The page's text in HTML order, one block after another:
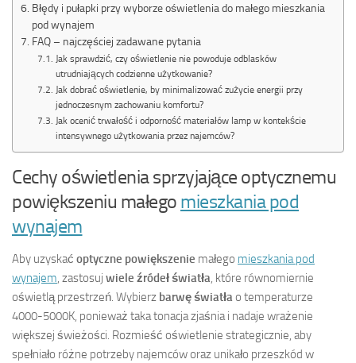
Błędy i pułapki przy wyborze oświetlenia do małego mieszkania
pod wynajem
FAQ – najczęściej zadawane pytania
Jak sprawdzić, czy oświetlenie nie powoduje odblasków
utrudniających codzienne użytkowanie?
Jak dobrać oświetlenie, by minimalizować zużycie energii przy
jednoczesnym zachowaniu komfortu?
Jak ocenić trwałość i odporność materiałów lamp w kontekście
intensywnego użytkowania przez najemców?
Cechy oświetlenia sprzyjające optycznemu
powiększeniu małego mieszkania pod
wynajem
Aby uzyskać optyczne powiększenie małego mieszkania pod
wynajem , zastosuj wiele źródeł światła , które równomiernie
oświetlą przestrzeń. Wybierz barwę światła o temperaturze
4000-5000K, ponieważ taka tonacja zjaśnia i nadaje wrażenie
większej świeżości. Rozmieść oświetlenie strategicznie, aby
spełniało różne potrzeby najemców oraz unikało przeszkód w